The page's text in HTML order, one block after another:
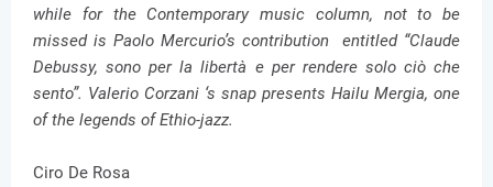
while for the Contemporary music column, not to be
missed is Paolo Mercurio’s contribution entitled “Claude
Debussy, sono per la libertà e per rendere solo ciò che
sento”. Valerio Corzani ‘s snap presents Hailu Mergia, one
of the legends of Ethio-jazz.
Ciro De Rosa